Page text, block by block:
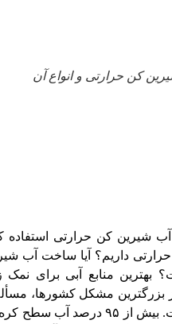
کن حرارتی و انواع آن
آب شیرین کن حرارتی استفاده
داریم؟ آیا ساخت آب
منابع آبی برای نمک
بزرگترین مشکل کشور‌ها،
شیرین است. بیش از ۹۵ درصد